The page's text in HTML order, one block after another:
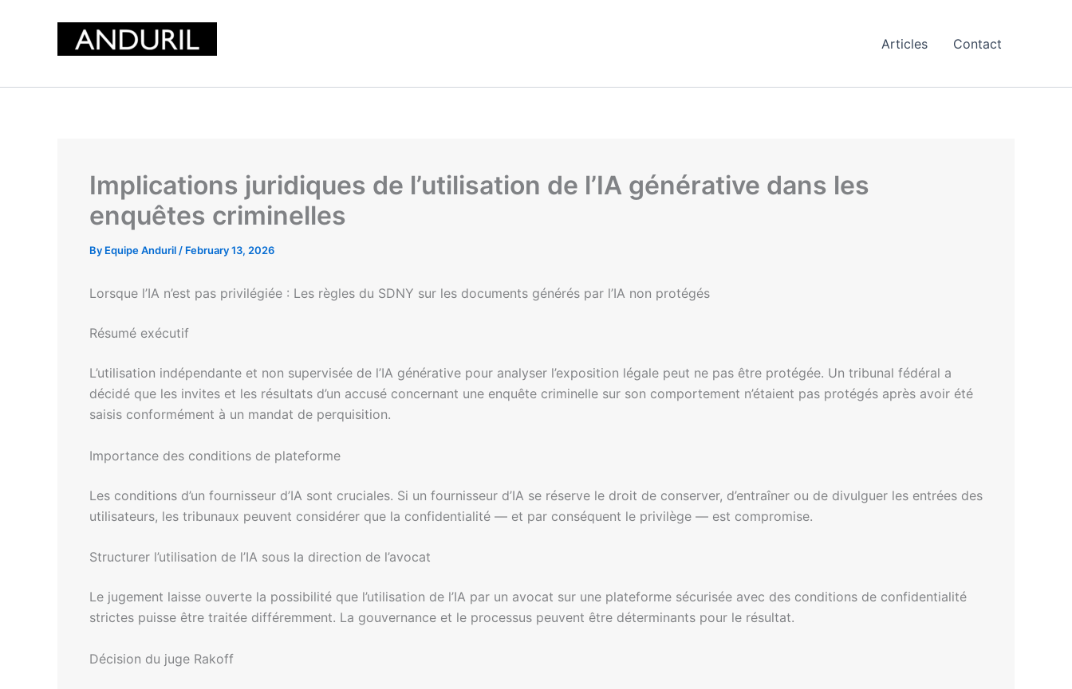
Articles Contact
Implications juridiques de l’utilisation de l’IA générative dans les
enquêtes criminelles
By Equipe Anduril / February 13, 2026
Lorsque l’IA n’est pas privilégiée : Les règles du SDNY sur les documents générés par l’IA non protégés
Résumé exécutif
L’utilisation indépendante et non supervisée de l’IA générative pour analyser l’exposition légale peut ne pas être protégée. Un tribunal fédéral a
décidé que les invites et les résultats d’un accusé concernant une enquête criminelle sur son comportement n’étaient pas protégés après avoir été
saisis conformément à un mandat de perquisition.
Importance des conditions de plateforme
Les conditions d’un fournisseur d’IA sont cruciales. Si un fournisseur d’IA se réserve le droit de conserver, d’entraîner ou de divulguer les entrées des
utilisateurs, les tribunaux peuvent considérer que la confidentialité — et par conséquent le privilège — est compromise.
Structurer l’utilisation de l’IA sous la direction de l’avocat
Le jugement laisse ouverte la possibilité que l’utilisation de l’IA par un avocat sur une plateforme sécurisée avec des conditions de confidentialité
strictes puisse être traitée différemment. La gouvernance et le processus peuvent être déterminants pour le résultat.
Décision du juge Rakoff